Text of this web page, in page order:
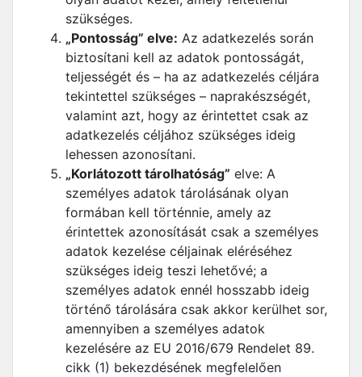
szükséges.
„Pontosság” elve: Az adatkezelés során
biztosítani kell az adatok pontosságát,
teljességét és – ha az adatkezelés céljára
tekintettel szükséges – naprakészségét,
valamint azt, hogy az érintettet csak az
adatkezelés céljához szükséges ideig
lehessen azonosítani.
„Korlátozott tárolhatóság” elve: A
személyes adatok tárolásának olyan
formában kell történnie, amely az
érintettek azonosítását csak a személyes
adatok kezelése céljainak eléréséhez
szükséges ideig teszi lehetővé; a
személyes adatok ennél hosszabb ideig
történő tárolására csak akkor kerülhet sor,
amennyiben a személyes adatok
kezelésére az EU 2016/679 Rendelet 89.
cikk (1) bekezdésének megfelelően